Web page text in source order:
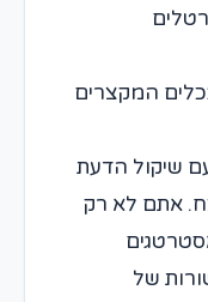
המקצרים
שיקול הדעת
אתם לא רק
של